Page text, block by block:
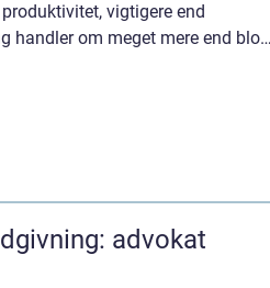
vigtigere end
handler om meget mere end blot
advokat